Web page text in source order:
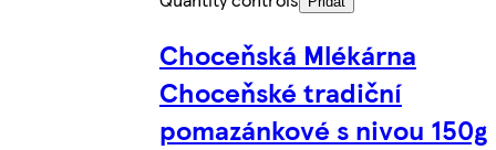
Choceňská Mlékárna
Choceňské tradiční
pomazánkové s nivou 150g